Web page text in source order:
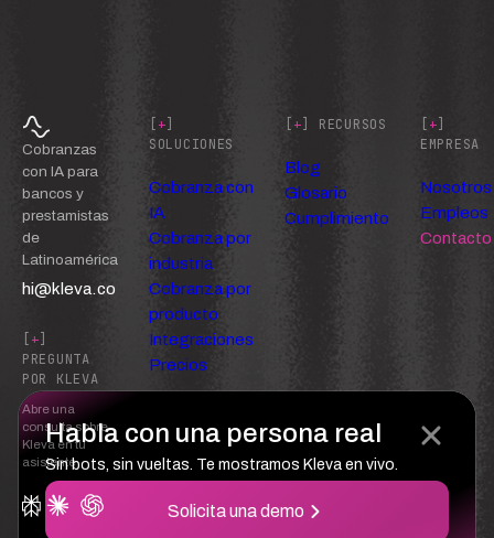
Habla con una persona real
Sin bots, sin vueltas. Te mostramos Kleva en vivo.
Solicita una demo
Cobranzas
con IA para
bancos y
prestamistas
de
Latinoamérica
hi@kleva.co
[+]
PREGUNTA
POR KLEVA
Abre una
consulta sobre
Kleva en tu
asistente
[+]
SOLUCIONES
Cobranza con
IA
Cobranza por
industria
Cobranza por
producto
Integraciones
Precios
[+] RECURSOS
Blog
Glosario
Cumplimiento
[+]
EMPRESA
Nosotros
Empleos
Contacto